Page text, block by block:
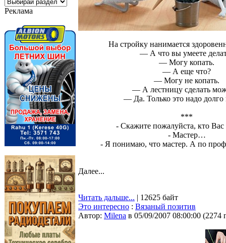
Реклама
На стройку нанимается
— А что вы умеете
— Могу копать.
— А еще что?
— Могу не копать.
— А лестницу сделать
— Да. Только это надо долго
***
- Скажите пожалуйста, кто Вас
- Мастер…
- Я понимаю, что мастер. А по
Далее...
Читать дальше... | 12625 байт
Это интересно : Вязаный позитив
Автор: Milena в 05/09/2007 08:00:00 (2274